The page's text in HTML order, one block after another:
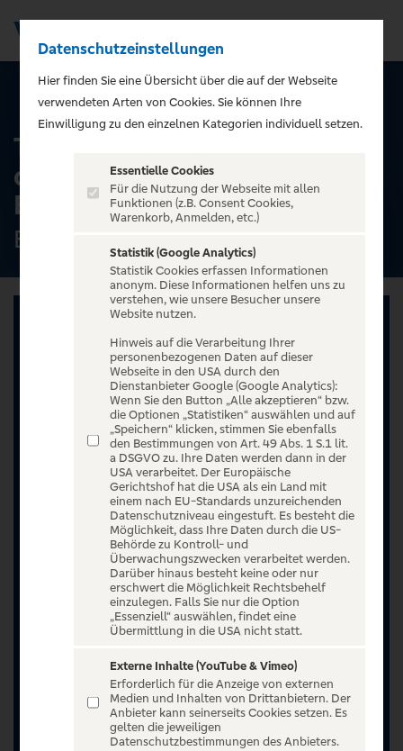
ALLE TERMINE
Toccata! - Orgelkonzert in
der Tauf- und Traukirche |
Berliner Dom
Berliner Dom, Berlin
Jetzt anmelden oder registrieren
Datenschutzeinstellungen
Hier finden Sie eine Übersicht über die auf der Webseite
verwendeten Arten von Cookies. Sie können Ihre
Einwilligung zu den einzelnen Kategorien individuell setzen.
Essentielle Cookies
Für die Nutzung der Webseite mit allen
Funktionen (z.B. Consent Cookies,
Warenkorb, Anmelden, etc.)
Statistik (Google Analytics)
Statistik Cookies erfassen Informationen
anonym. Diese Informationen helfen uns zu
verstehen, wie unsere Besucher unsere
Website nutzen.
Hinweis auf die Verarbeitung Ihrer
personenbezogenen Daten auf dieser
Webseite in den USA durch den
Dienstanbieter Google (Google Analytics):
Wenn Sie den Button „Alle akzeptieren“ bzw.
die Optionen „Statistiken“ auswählen und auf
„Speichern“ klicken, stimmen Sie ebenfalls
den Bestimmungen von Art. 49 Abs. 1 S.1 lit.
a DSGVO zu. Ihre Daten werden dann in der
USA verarbeitet. Der Europäische
Gerichtshof hat die USA als ein Land mit
einem nach EU-Standards unzureichenden
Datenschutzniveau eingestuft. Es besteht die
Möglichkeit, dass Ihre Daten durch die US-
Behörde zu Kontroll- und
Überwachungszwecken verarbeitet werden.
Darüber hinaus besteht keine oder nur
erschwert die Möglichkeit Rechtsbehelf
einzulegen. Falls Sie nur die Option
„Essenziell“ auswählen, findet eine
Übermittlung in die USA nicht statt.
Externe Inhalte (YouTube & Vimeo)
Erforderlich für die Anzeige von externen
Medien und Inhalten von Drittanbietern. Der
Anbieter kann seinerseits Cookies setzen. Es
gelten die jeweiligen
Datenschutzbestimmungen des Anbieters.